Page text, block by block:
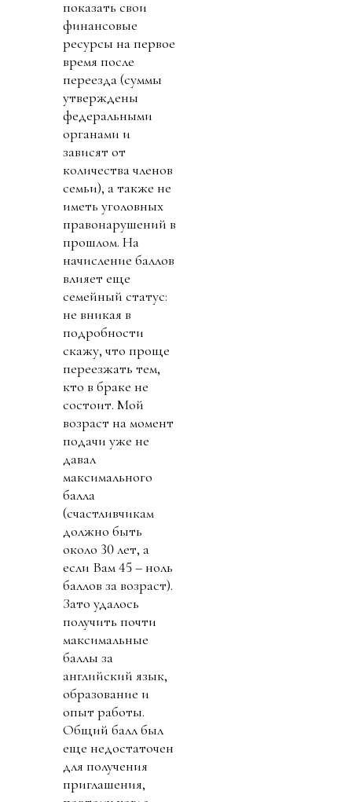
показать свои
финансовые
ресурсы на первое
время после
переезда (суммы
утверждены
федеральными
органами и
зависят от
количества членов
семьи), а также не
иметь уголовных
правонарушений в
прошлом. На
начисление баллов
влияет еще
семейный статус:
не вникая в
подробности
скажу, что проще
переезжать тем,
кто в браке не
состоит. Мой
возраст на момент
подачи уже не
давал
максимального
балла
(счастливчикам
должно быть
около 30 лет, а
если Вам 45 – ноль
баллов за возраст).
Зато удалось
получить почти
максимальные
баллы за
английский язык,
образование и
опыт работы.
Общий балл был
еще недостаточен
для получения
приглашения,